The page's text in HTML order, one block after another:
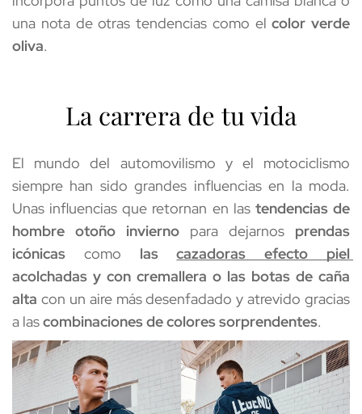
una nota de otras tendencias como el color verde
oliva.
La carrera de tu vida
El mundo del automovilismo y el motociclismo
siempre han sido grandes influencias en la moda.
Unas influencias que retornan en las tendencias de
hombre otoño invierno para dejarnos prendas
icónicas como las
acolchadas y con cremallera o las botas de caña
alta con un aire más desenfadado y atrevido gracias
a las combinaciones de colores sorprendentes.